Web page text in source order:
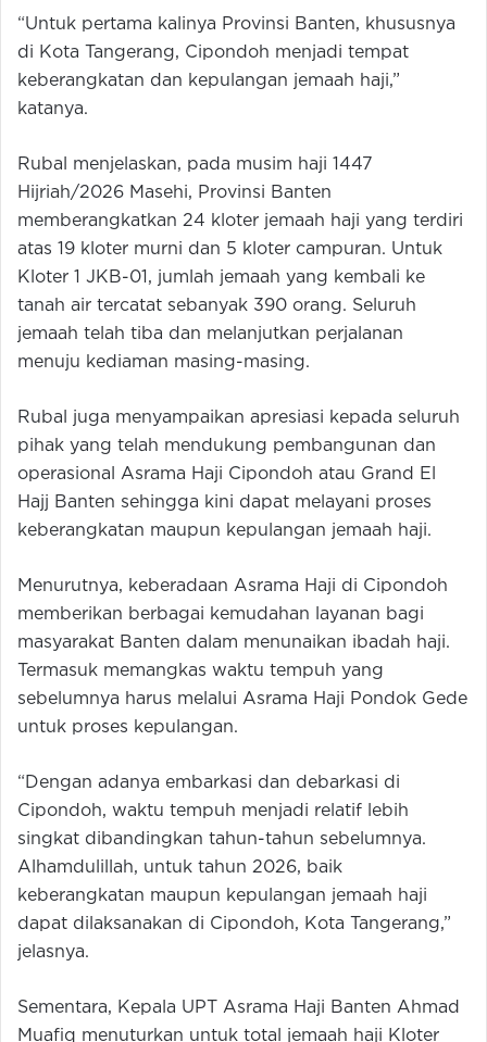
“Untuk pertama kalinya Provinsi Banten, khususnya
di Kota Tangerang, Cipondoh menjadi tempat
keberangkatan dan kepulangan jemaah haji,”
katanya.
Rubal menjelaskan, pada musim haji 1447
Hijriah/2026 Masehi, Provinsi Banten
memberangkatkan 24 kloter jemaah haji yang terdiri
atas 19 kloter murni dan 5 kloter campuran. Untuk
Kloter 1 JKB-01, jumlah jemaah yang kembali ke
tanah air tercatat sebanyak 390 orang. Seluruh
jemaah telah tiba dan melanjutkan perjalanan
menuju kediaman masing-masing.
Rubal juga menyampaikan apresiasi kepada seluruh
pihak yang telah mendukung pembangunan dan
operasional Asrama Haji Cipondoh atau Grand El
Hajj Banten sehingga kini dapat melayani proses
keberangkatan maupun kepulangan jemaah haji.
Menurutnya, keberadaan Asrama Haji di Cipondoh
memberikan berbagai kemudahan layanan bagi
masyarakat Banten dalam menunaikan ibadah haji.
Termasuk memangkas waktu tempuh yang
sebelumnya harus melalui Asrama Haji Pondok Gede
untuk proses kepulangan.
“Dengan adanya embarkasi dan debarkasi di
Cipondoh, waktu tempuh menjadi relatif lebih
singkat dibandingkan tahun-tahun sebelumnya.
Alhamdulillah, untuk tahun 2026, baik
keberangkatan maupun kepulangan jemaah haji
dapat dilaksanakan di Cipondoh, Kota Tangerang,”
jelasnya.
Sementara, Kepala UPT Asrama Haji Banten Ahmad
Muafiq menuturkan untuk total jemaah haji Kloter